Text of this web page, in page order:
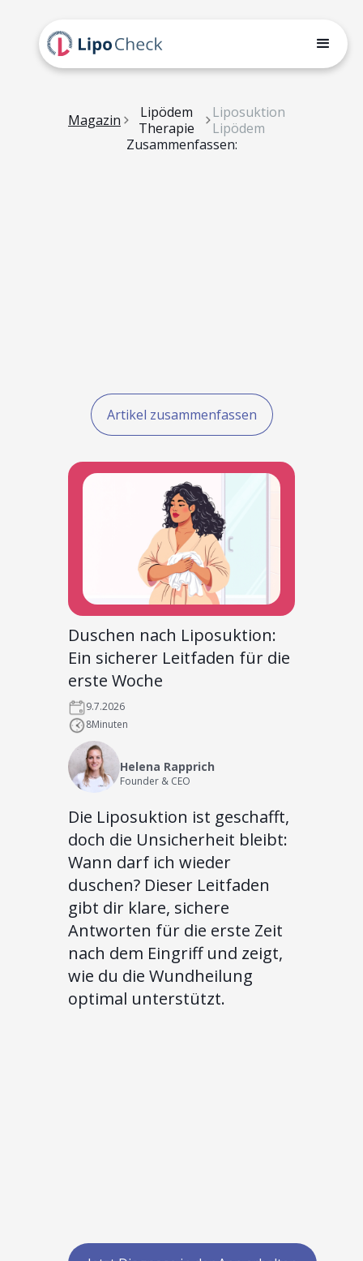
Magazin
Lipödem
Therapie
Liposuktion
Lipödem
Zusammenfassen:
Artikel zusammenfassen
Duschen nach Liposuktion:
Ein sicherer Leitfaden für die
erste Woche
9.7.2026
8Minuten
Helena Rapprich
Founder & CEO
Die Liposuktion ist geschafft,
doch die Unsicherheit bleibt:
Wann darf ich wieder
duschen? Dieser Leitfaden
gibt dir klare, sichere
Antworten für die erste Zeit
nach dem Eingriff und zeigt,
wie du die Wundheilung
optimal unterstützt.